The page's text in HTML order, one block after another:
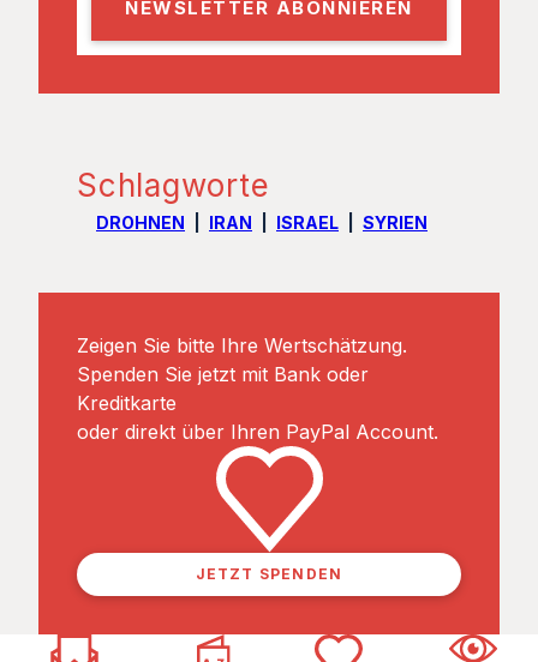
l
Schlagworte
DROHNEN IRAN ISRAEL SYRIEN
Zeigen Sie bitte Ihre Wertschätzung.
Spenden Sie jetzt mit Bank oder
Kreditkarte
oder direkt über Ihren PayPal Account.
JETZT SPENDEN